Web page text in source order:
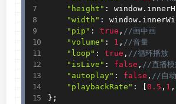
"height" : window .
"width" : window .
"pip" : true , //画中画
"volume" : 1 , //音量
"loop" : true , //循环播放
"isLive" : false , //直播模
"autoplay" : false , //自动
"playbackRate" : 0.5 , 1 ,
} ;